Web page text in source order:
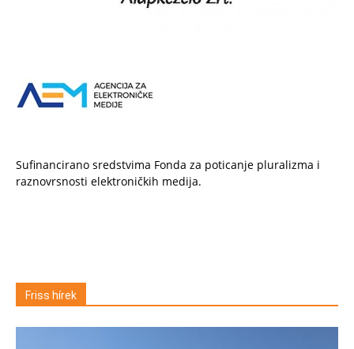
Sufinancirano sredstvima Fonda za poticanje pluralizma i
raznovrsnosti elektroničkih medija.
Friss hírek